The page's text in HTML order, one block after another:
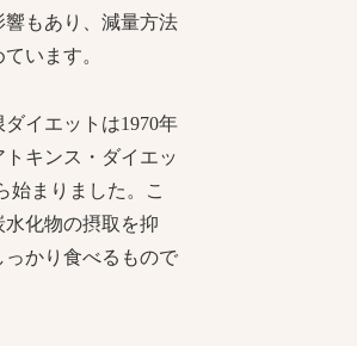
もあり、減量方法
います。
イエットは1970年
キンス・ダイエッ
始まりました。こ
化物の摂取を抑
っかり食べるもので